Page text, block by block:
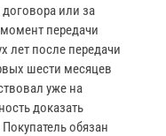
или за
передачи
лет после передачи
шести месяцев
уже на
доказать
обязан